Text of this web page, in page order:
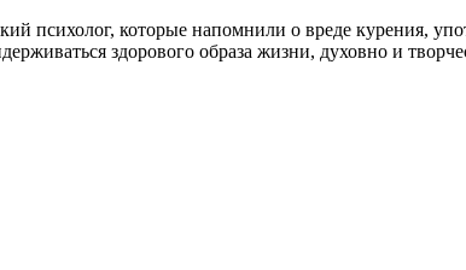
психолог, которые напомнили о вреде курения,
здорового образа жизни, духовно и